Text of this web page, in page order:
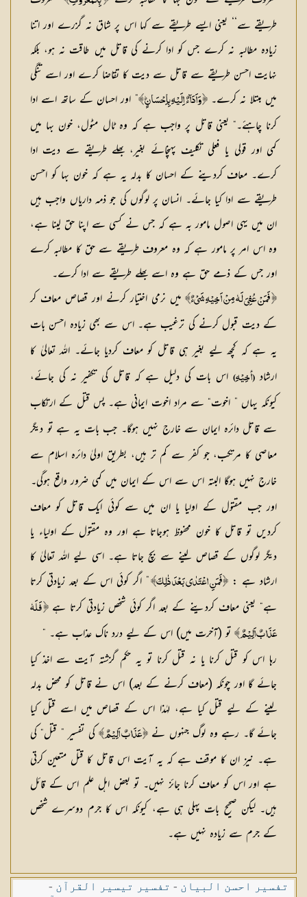
طریقے سے‘‘ یعنی ایسے طریقے سے کہا اس پر شاق نہ گزرے اور اتنا
زیادہ مطالبہ نہ کرے جس کو ادا کرنے کی قاتل میں طاقت نہ ہو، بلکہ
نہایت احسن طریقے سے قاتل سے دیت کا تقاضا کرے اور اسے تنگی
میں مبتلا نہ کرے۔﴿ وَاَدَاۗءٌ اِلَیْہِ بِاِحْسَانٍ ۭ﴾” اور احسان کے ساتھ اسے ادا
کرنا چاہئے۔“ یعنی قاتل پر واجب ہے کہ وہ ٹال مٹول، خون بہا میں
کمی اور قولی یا فعلی تکلیف پہنچائے بغیر، بھلے طریقے سے دیت ادا
کرے۔ معاف کردینے کے احسان کا بدلہ یہ ہے کہ خون بہا کو احسن
طریقے سے ادا کیا جائے۔ انسان پر لوگوں کی جو ذمہ داریاں واجب ہیں
ان میں یہی اصول مامور بہ ہے کہ جس نے کسی سے اپنا حق لینا ہے،
وہ اس امر پر مامور ہے کہ وہ معروف طریقے سے حق کا مطالبہ کرے
اور جس کے ذمے حق ہے وہ اسے بھلے طریقے سے ادا کرے۔
﴿ فَمَنْ عُفِیَ لَہٗ مِنْ اَخِیْہِ شَیْءٌ﴾میں نرمی اختیار کرنے اور قصاص معاف کر
کے دیت قبول کرنے کی ترغیب ہے۔ اس سے بھی زیادہ احسن بات
یہ ہے کہ کچھ لیے بغیر ہی قاتل کو معاف کردیا جائے۔ اللہ تعالیٰ کا
ارشاد (أخِیْہِ)اس بات کی دلیل ہے کہ قاتل کی تکفیر نہ کی جائے،
کیونکہ یہاں ” اخوت“ سے مراد اخوت ایمانی ہے۔ پس قتل کے ارتکاب
سے قاتل دائرہ ایمان سے خارج نہیں ہوگا۔ جب بات یہ ہے تو دیگر
معاصی کا مرتکب، جو کفر سے کم تر ہیں، بطریق اولیٰ دائرہ اسلام سے
خارج نہیں ہوگا البتہ اس سے اس کے ایمان میں کمی ضرور واقع ہوگی۔
اور جب مقتول کے اولیا یا ان میں سے کوئی ایک قاتل کو معاف
کردیں تو قاتل کا خون محفوظ ہوجاتا ہے اور وہ مقتول کے اولیاء یا
دیگر لوگوں کے قصاص لینے سے بچ جاتا ہے۔ اسی لیے اللہ تعالیٰ کا
ارشاد ہے : ﴿ فَمَنِ اعْتَدٰی بَعْدَ ذٰلِکَ﴾” اگر کوئی اس کے بعد زیادتی کرتا
ہے“ یعنی معاف کردینے کے بعد اگر کوئی شخص زیادتی کرتا ہے﴿ فَلَہٗ
عَذَابٌ اَلِیْمٌ﴾ تو (آخرت میں) اس کے لیے درد ناک عذاب ہے۔ “
رہا اس کو قتل کرنا یا نہ قتل کرنا تو یہ حکم گزشتہ آیت سے اخذ کیا
جائے گا اور چونکہ (معاف کرنے کے بعد) اس نے قاتل کو محض بدلہ
لینے کے لیے قتل کیا ہے، لہٰذا اس کے قصاص میں اسے قتل کیا
جائے گا۔ رہے وہ لوگ جنہوں نے ﴿ عَذَابٌ اَلِیْمٌ﴾کی تفسیر ” قتل“ کی
ہے۔ نیز ان کا موقف ہے کہ یہ آیت اس قاتل کا قتل متعین کرتی
ہے اور اس کو معاف کرنا جائز نہیں۔ تو بعض اہل علم اس کے قائل
ہیں۔ لیکن صحیح بات پہلی ہی ہے، کیونکہ اس کا جرم دوسرے شخص
کے جرم سے زیادہ نہیں ہے۔
تفسیر احسن البیان - تفسیر تیسیر القرآن -